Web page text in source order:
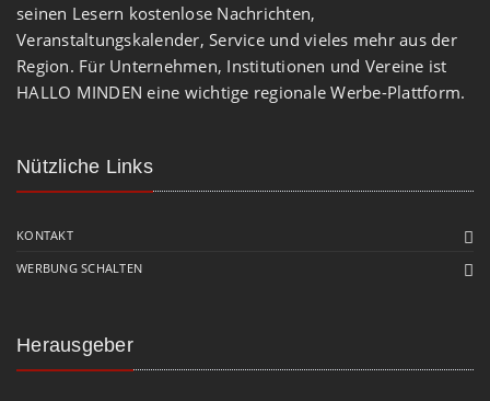
seinen Lesern kostenlose Nachrichten,
Veranstaltungskalender, Service und vieles mehr aus der
Region. Für Unternehmen, Institutionen und Vereine ist
HALLO MINDEN eine wichtige regionale Werbe-Plattform.
Nützliche Links
KONTAKT
WERBUNG SCHALTEN
Herausgeber